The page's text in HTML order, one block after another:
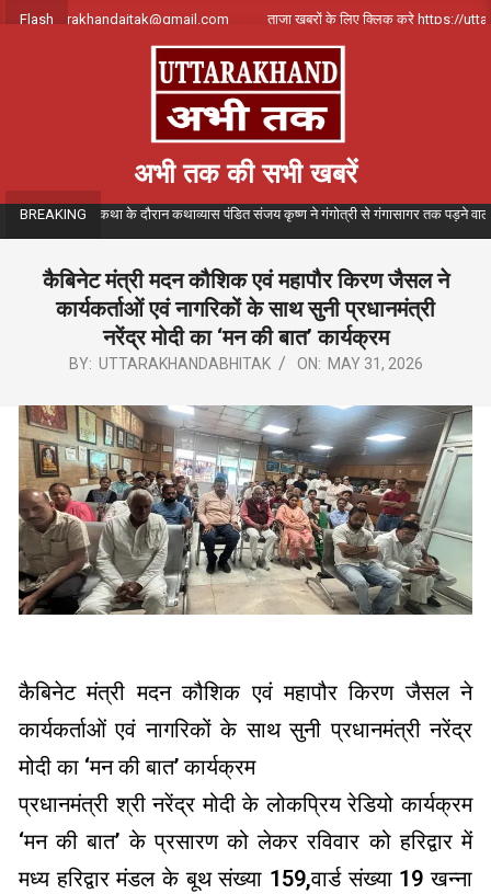
SkipFlash
uttarakhandajtak@gmail.com ताजा खबरों के लिए क्लिक करे https://
अभी तक की सभी खबरें
BREAKING
गंगा कथा के दौरान कथाव्यास पंडित संजय कृष्ण ने गंगोत्री से गंगासागर तक पड़ने वाले विभिन्न
कैबिनेट मंत्री मदन कौशिक एवं महापौर किरण जैसल ने
कार्यकर्ताओं एवं नागरिकों के साथ सुनी प्रधानमंत्री
नरेंद्र मोदी का ‘मन की बात’ कार्यक्रम
BY: UTTARAKHANDABHITAK ON: MAY 31, 2026
कैबिनेट मंत्री मदन कौशिक एवं महापौर किरण जैसल ने
कार्यकर्ताओं एवं नागरिकों के साथ सुनी प्रधानमंत्री नरेंद्र
मोदी का ‘मन की बात’ कार्यक्रम
प्रधानमंत्री श्री नरेंद्र मोदी के लोकप्रिय रेडियो कार्यक्रम
‘मन की बात’ के प्रसारण को लेकर रविवार को हरिद्वार में
मध्य हरिद्वार मंडल के बूथ संख्या 159,वार्ड संख्या 19 खन्ना